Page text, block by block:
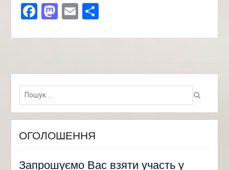
Facebook
Mastodon
EmailПоділитися
Пошук:
ОГОЛОШЕННЯ
Запрошуємо Вас взяти участь у